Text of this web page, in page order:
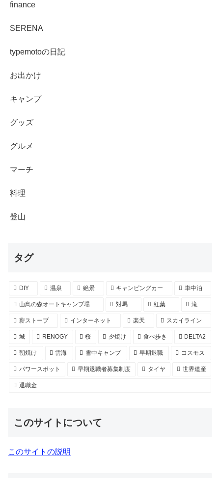
finance
SERENA
typemotoの日記
お出かけ
キャンプ
グッズ
グルメ
マーチ
料理
登山
タグ
DIY 温泉 絶景 キャンピングカー 車中泊
山鳥の森オートキャンプ場 対馬 紅葉 滝
薪ストーブ インターネット 楽天 スカイライン
城 RENOGY 桜 夕焼け 食べ歩き DELTA2
朝焼け 雲海 雪中キャンプ 早期退職 コスモス
パワースポット 早期退職者募集制度 タイヤ 世界遺産
退職金
このサイトについて
このサイトの説明